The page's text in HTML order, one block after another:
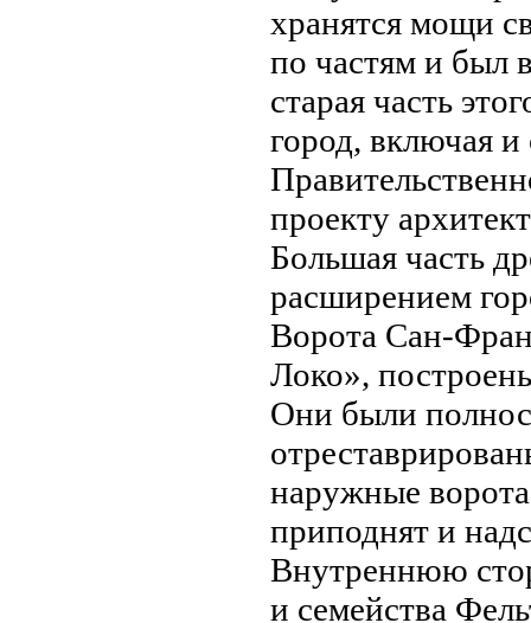
хранятся мощи
по частям и был
старая часть
город, включая
проекту
Большая часть
расширением
Ворота Сан-
Локо»,
Они были
нaружные
приподнят и
Внутреннюю
и семейства